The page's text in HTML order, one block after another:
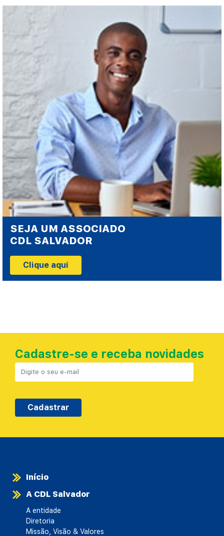
SEJA UM ASSOCIADO
CDL SALVADOR
Clique aqui
Cadastre-se e receba novidades
Cadastrar
Início
A CDL Salvador
A entidade
Diretoria
Missão, Visão & Valores